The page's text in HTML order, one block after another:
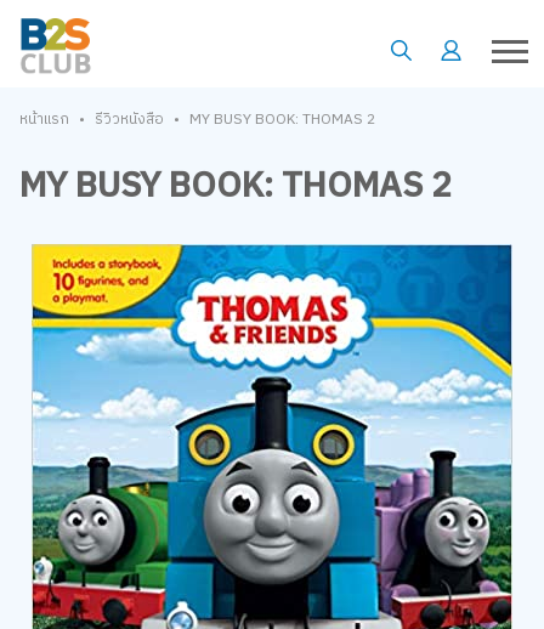
หน้าแรก • รีวิวหนังสือ • MY BUSY BOOK: THOMAS 2
MY BUSY BOOK: THOMAS 2